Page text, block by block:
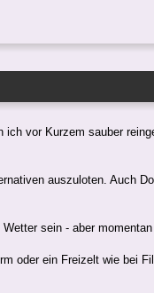
vor Kurzem sauber
auszuloten. Auch
sein - aber
oder ein Freizelt wie bei